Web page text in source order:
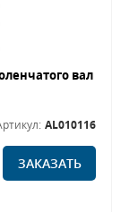
AL010116
ЗАКАЗАТЬ